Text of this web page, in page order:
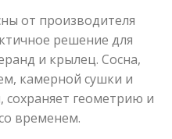
от производителя
решение для
и крылец. Сосна,
камерной сушки и
геометрию и
временем.